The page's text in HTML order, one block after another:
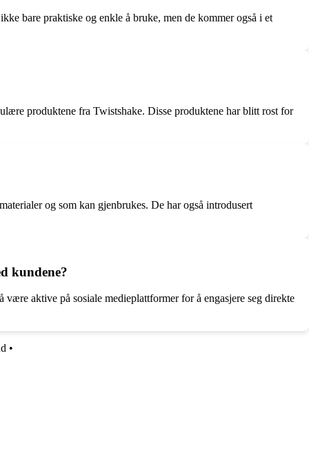
bare praktiske og enkle å bruke, men de kommer også i et
produktene fra Twistshake. Disse produktene har blitt rost for
og som kan gjenbrukes. De har også introdusert
kundene?
aktive på sosiale medieplattformer for å engasjere seg direkte
•